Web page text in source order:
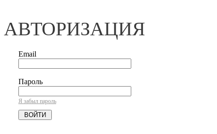
АВТОРИЗАЦИЯ
Email
Пароль
Я забыл пароль